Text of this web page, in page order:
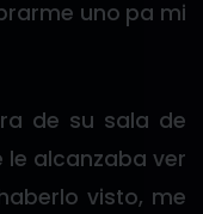
uno pa mi
de su sala de
alcanzaba ver
visto, me